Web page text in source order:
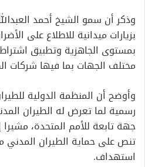
وذكر أن سمو الشيخ أحمد
بزيارات ميدانية للاطلاع على
بمستوى الجاهزية وتطبيق
مختلف الجهات بما فيها شركات
وأوضح أن المنظمة الدولية
رسمية لما تعرض له الطيران
جهة تابعة للأمم المتحدة،
تنص على حماية الطيران
استهداف.